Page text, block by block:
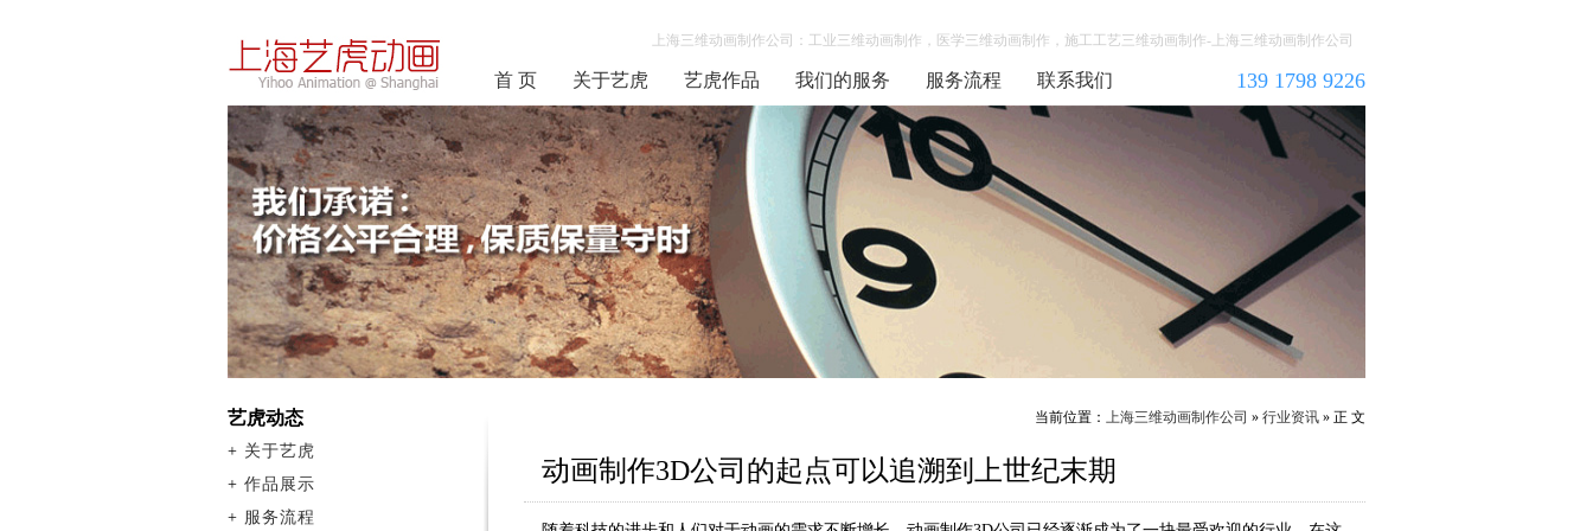
上海三维动画制作公司：工业三维动画制作，医学三维动画制作，施工工艺三维动画制作-上海三维动画制作公司
首 页 关于艺虎 艺虎作品 我们的服务 服务流程 联系我们 139 1798 9226
当前位置： 上海三维动画制作公司 » 行业资讯 » 正 文
动画制作3D公司的起点可以追溯到上世纪末期
艺虎动态
+ 关于艺虎
+ 作品展示
+ 服务流程